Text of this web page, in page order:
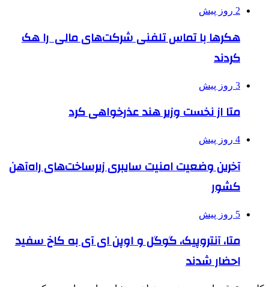
2 روز پیش
هکرها با تماس تلفنی شرکت‌های مالی را هک
کردند
3 روز پیش
متا از نخست وزیر هند عذرخواهی کرد
4 روز پیش
آخرین وضعیت امنیت سایبری زیرساخت‌های راه‌آهن
کشور
5 روز پیش
متا، آنتروپیک، گوگل و اوپن ای آی به کاخ سفید
احضار شدند